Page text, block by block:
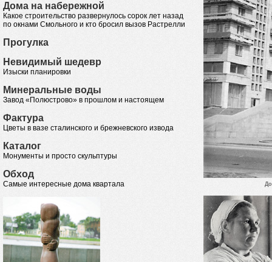
Дома на набережной
Какое строительство развернулось сорок лет назад
по окнами Смольного и кто бросил вызов Растрелли
Прогулка
Невидимый шедевр
Изыски планировки
Минеральные воды
Завод «Полюстрово» в прошлом и настоящем
Фактура
Цветы в вазе сталинского и брежневского извода
Каталог
Монументы и просто скульптуры
Обход
Самые интересные дома квартала